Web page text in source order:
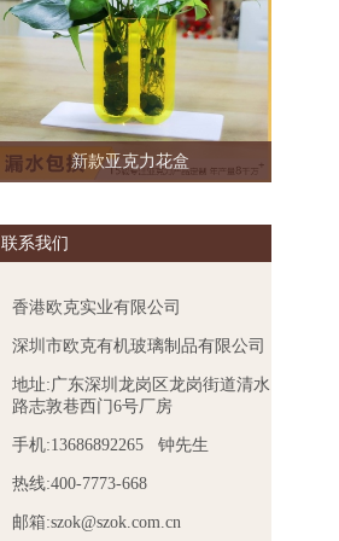
新款亚克力花盒
联系我们
香港欧克实业有限公司
深圳市欧克有机玻璃制品有限公司
地址:广东深圳龙岗区龙岗街道清水
路志敦巷西门6号厂房
手机:13686892265 钟先生
热线:400-7773-668
邮箱:szok@szok.com.cn